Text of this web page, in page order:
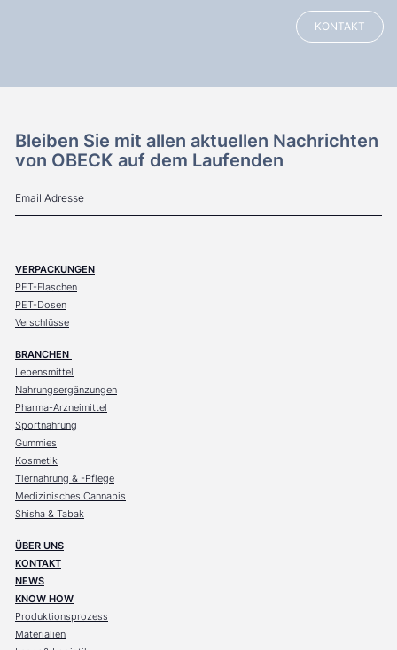
KONTAKT
VERPACKUNGEN
PET-Flaschen
PET-Dosen
Verschlüsse
BRANCHEN
Lebensmittel
Nahrungsergänzungen
Pharma-Arzneimittel
Sportnahrung
Gummies
Kosmetik
Tiernahrung & -Pflege
Medizinisches Cannabis
Shisha & Tabak
ÜBER UNS
KONTAKT
NEWS
KNOW HOW
Produktionsprozess
Materialien
Bleiben Sie mit allen aktuellen Nachrichten
von OBECK auf dem Laufenden